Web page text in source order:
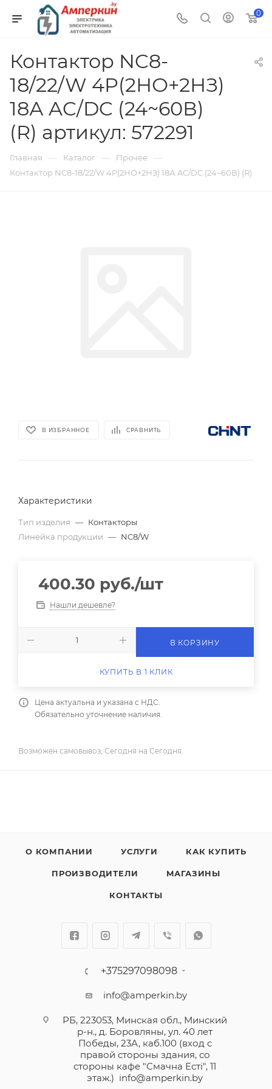
0
Контактор NC8-
18/22/W 4P(2НО+2НЗ)
18А AC/DC (24~60В)
(R) артикул: 572291
Главная — Каталог — Прочее —
Контактор NC8-18/22/W 4P(2НО+2НЗ) 18А AC/DC (24~60В) (R)
В ИЗБРАННОЕ СРАВНИТЬ
Характеристики
Тип изделия — Контакторы
Линейка продукции — NC8/W
400.30 руб./шт
Нашли дешевле?
В КОРЗИНУ
КУПИТЬ В 1 КЛИК
Цена актуальна и указана с НДС.
Обязательно уточнение наличия.
Возможен самовывоз, Сегодня на Сегодня.
О КОМПАНИИ УСЛУГИ КАК КУПИТЬ
ПРОИЗВОДИТЕЛИ МАГАЗИНЫ
КОНТАКТЫ
+375297098098
info@amperkin.by
РБ, 223053, Минская обл., Минский
р-н., д. Боровляны, ул. 40 лет
Победы, 23А, каб.100 (вход с
правой стороны здания, со
стороны кафе "Смачна Естi", 11
этаж.) info@amperkin.by